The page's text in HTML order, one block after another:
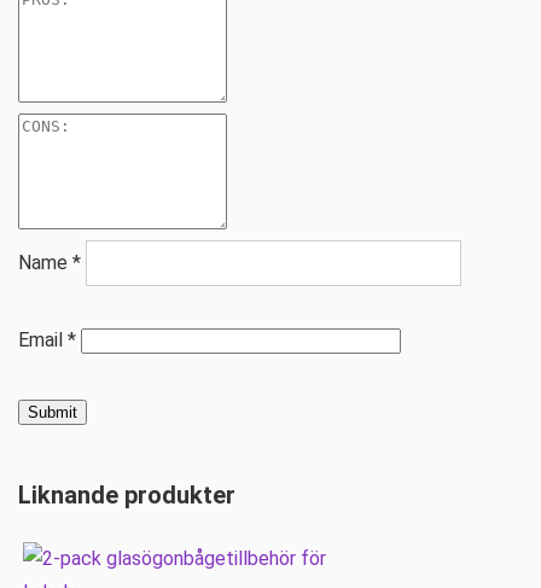
Name *
Email *
Liknande produkter